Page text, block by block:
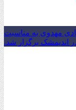
مهدوی به مناسبت
اندیمشک برگزار شد.